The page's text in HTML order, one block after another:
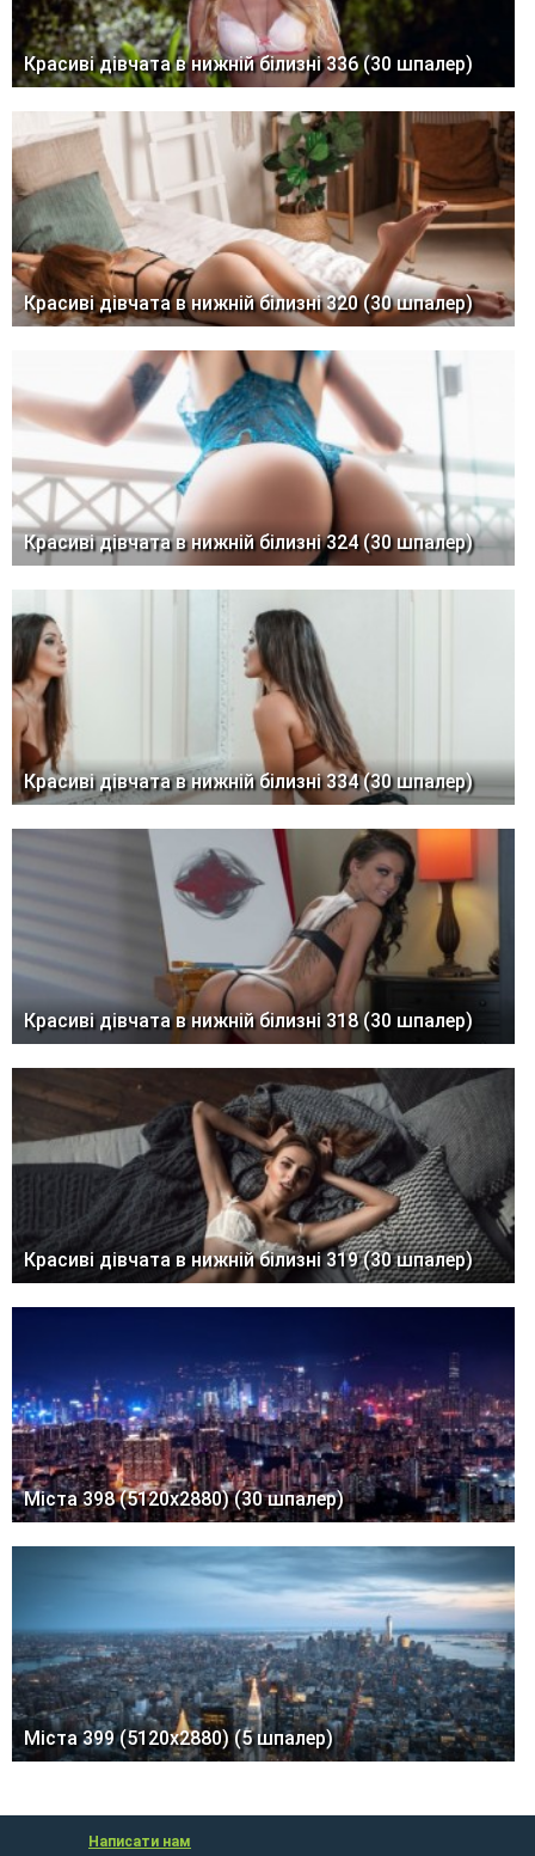
Красиві дівчата в нижній білизні 336 (30 шпалер)
Красиві дівчата в нижній білизні 320 (30 шпалер)
Красиві дівчата в нижній білизні 324 (30 шпалер)
Красиві дівчата в нижній білизні 334 (30 шпалер)
Красиві дівчата в нижній білизні 318 (30 шпалер)
Красиві дівчата в нижній білизні 319 (30 шпалер)
Міста 398 (5120x2880) (30 шпалер)
Міста 399 (5120x2880) (5 шпалер)
Написати нам